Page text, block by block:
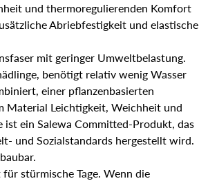
und thermoregulierenden Komfort
Abriebfestigkeit und elastische
mit geringer Umweltbelastung.
benötigt relativ wenig Wasser
einer pflanzenbasierten
Material Leichtigkeit, Weichheit und
ist ein Salewa Committed-Produkt, das
und Sozialstandards hergestellt wird.
stürmische Tage. Wenn die